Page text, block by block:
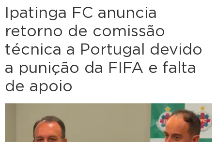
Ipatinga FC anuncia
retorno de comissão
técnica a Portugal devido
a punição da FIFA e falta
de apoio